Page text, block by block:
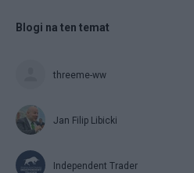
Blogi na ten temat
threeme-ww
Jan Filip Libicki
Independent Trader